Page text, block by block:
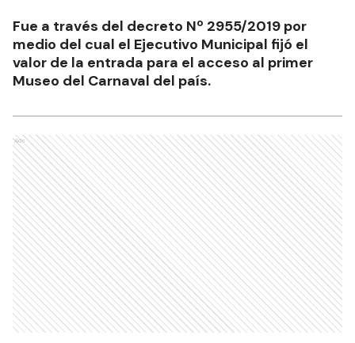
Fue a través del decreto Nº 2955/2019 por
medio del cual el Ejecutivo Municipal fijó el
valor de la entrada para el acceso al primer
Museo del Carnaval del país.
Ads